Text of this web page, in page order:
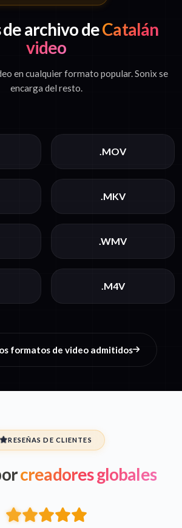
archivo deCatalán
video
en cualquier formato popular. Sonix se
encarga del resto.
.MOV
.MKV
.WMV
.M4V
formatos de video admitidos
RESEÑAS DE CLIENTES
creadores globales